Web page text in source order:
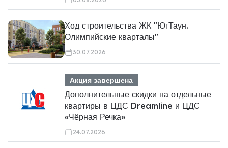
Ход строительства ЖК "ЮгТаун.
Олимпийские кварталы"
30.07.2026
Акция завершена
Дополнительные скидки на отдельные
квартиры в ЦДС Dreamline и ЦДС
«Чёрная Речка»
24.07.2026